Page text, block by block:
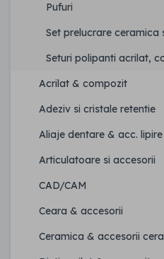
Pufuri
Set prelucrare ceramica
Seturi polipanti acrilat,
Acrilat & compozit
Adeziv si cristale retentie
Aliaje dentare & acc. lipire
Articulatoare si accesorii
CAD/CAM
Ceara & accesorii
Ceramica & accesorii